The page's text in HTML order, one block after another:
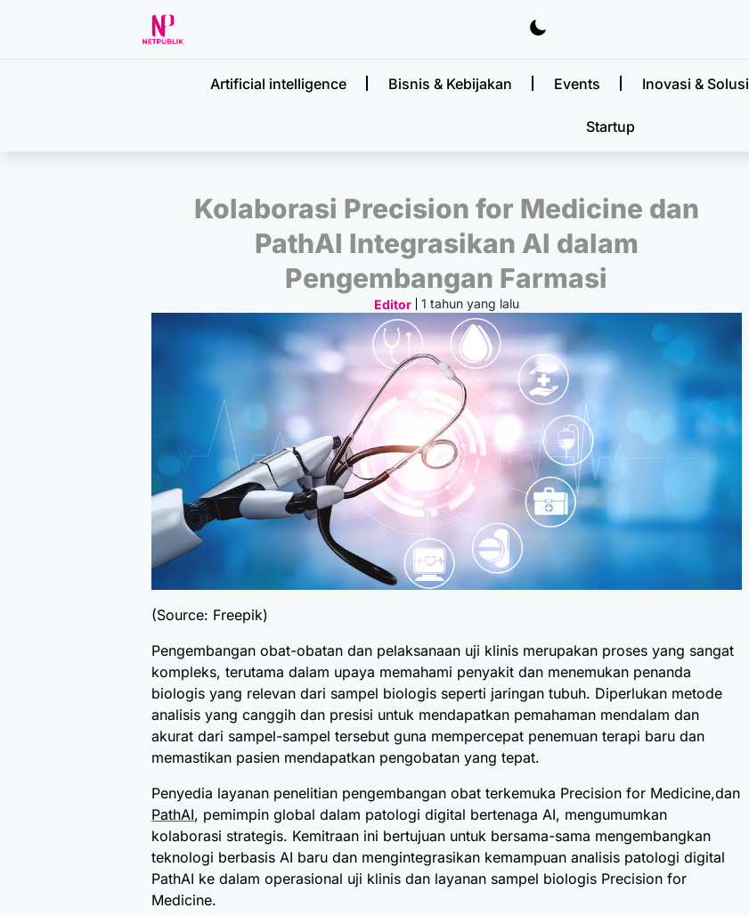
Artificial intelligence Bisnis & Kebijakan Events Inovasi & Solusi
Startup
Kolaborasi Precision for Medicine dan
PathAI Integrasikan AI dalam
Pengembangan Farmasi
Editor 1 tahun yang lalu
(Source: Freepik)
Pengembangan obat-obatan dan pelaksanaan uji klinis merupakan proses yang sangat
kompleks, terutama dalam upaya memahami penyakit dan menemukan penanda
biologis yang relevan dari sampel biologis seperti jaringan tubuh. Diperlukan metode
analisis yang canggih dan presisi untuk mendapatkan pemahaman mendalam dan
akurat dari sampel-sampel tersebut guna mempercepat penemuan terapi baru dan
memastikan pasien mendapatkan pengobatan yang tepat.
Penyedia layanan penelitian pengembangan obat terkemuka Precision for Medicine,dan
PathAI, pemimpin global dalam patologi digital bertenaga AI, mengumumkan
kolaborasi strategis. Kemitraan ini bertujuan untuk bersama-sama mengembangkan
teknologi berbasis AI baru dan mengintegrasikan kemampuan analisis patologi digital
PathAI ke dalam operasional uji klinis dan layanan sampel biologis Precision for
Medicine.